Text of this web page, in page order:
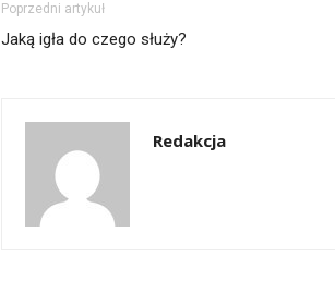
Poprzedni artykuł
Jaką igła do czego służy?
Redakcja